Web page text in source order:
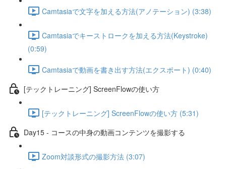
Camtasiaで文字を加える方法(アノテーション) (3:38)
Camtasiaでキーストロークを加える方法(Keystroke)
(0:59)
Camtasiaで動画を書き出す方法(エクスポート) (0:40)
[テックトレーニング] ScreenFlowの使い方
[テックトレーニング] ScreenFlowの使い方 (5:31)
Day15 - コースの中身の動画コンテンツを撮影する
Zoom対談形式の撮影方法 (3:07)